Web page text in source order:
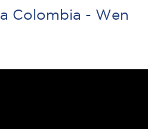
Colombia - Wen